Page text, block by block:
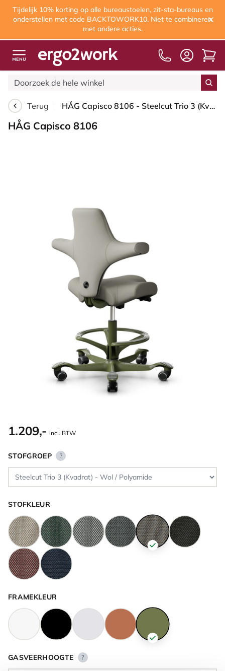
Tijdelijk 10% korting op alle bureaustoelen, zit-sta-bureaus en
onderstellen met code BACKTOWORK10. Niet te combineren
met andere acties.
Terug HÅG Capisco 8106 - Steelcut Trio 3 (Kvadrat) - Wol / Polyamide - STT253 - Beige-grey - Framekleur - Moss Grey - Gasveer - 200 mm (Zithoogte 46-64cm) - Vloercontact - Zachte wielen t.b.v. harde vloeren - Voetenring - Ja, in framekleur - Voetster - Nee, ...
HÅG Capisco 8106
1.209,- incl. BTW
STOFGROEP ?
STOFKLEUR
FRAMEKLEUR
GASVEERHOOGTE ?